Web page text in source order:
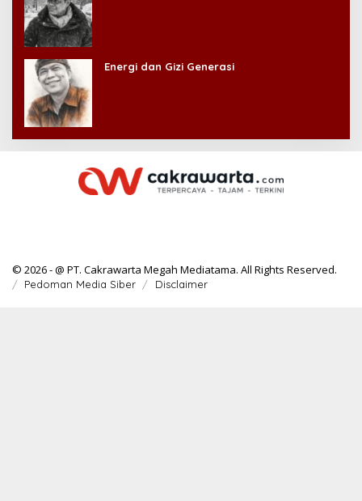
Energi dan Gizi Generasi
© 2026 - @ PT. Cakrawarta Megah Mediatama. All Rights Reserved.
Pedoman Media Siber Disclaimer